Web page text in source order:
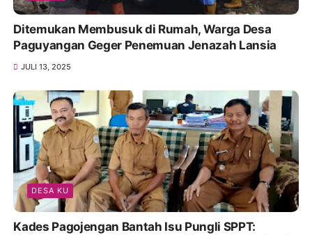
Ditemukan Membusuk di Rumah, Warga Desa
Paguyangan Geger Penemuan Jenazah Lansia
JULI 13, 2025
DESA KU
Kades Pagojengan Bantah Isu Pungli SPPT: